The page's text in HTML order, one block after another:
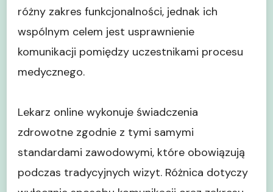
różny zakres funkcjonalności, jednak ich
wspólnym celem jest usprawnienie
komunikacji pomiędzy uczestnikami procesu
medycznego.
Lekarz online wykonuje świadczenia
zdrowotne zgodnie z tymi samymi
standardami zawodowymi, które obowiązują
podczas tradycyjnych wizyt. Różnica dotyczy